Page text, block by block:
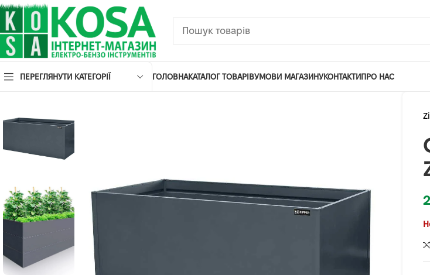
ПЕРЕГЛЯНУТИ КАТЕГОРІЇ ГОЛОВНАКАТАЛОГ ТОВАРІВУМОВИ МАГАЗИНУКОНТАКТИПРО НАС